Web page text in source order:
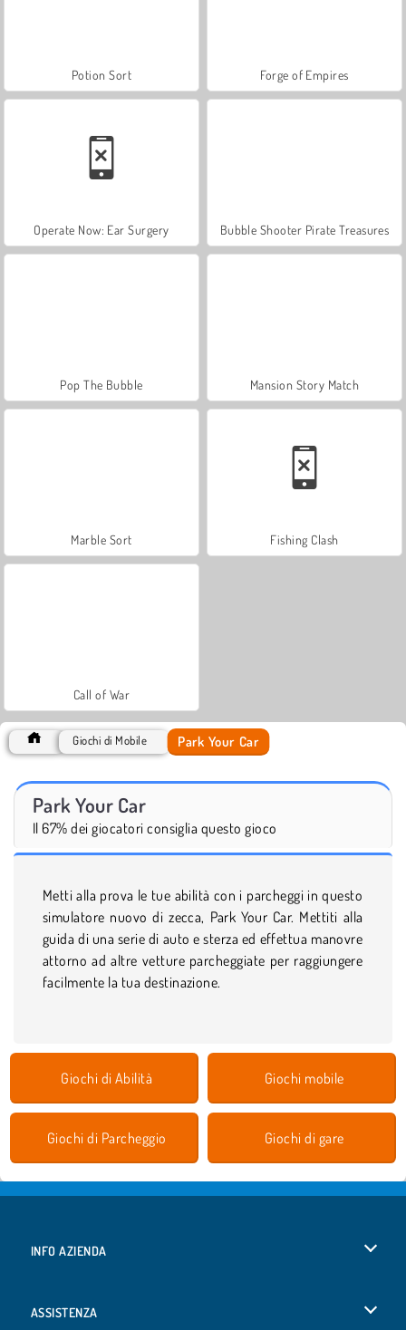
Potion Sort Forge of Empires
Operate Now: Ear Surgery Bubble Shooter Pirate Treasures
Pop The Bubble Mansion Story Match
Marble Sort Fishing Clash
Call of War
Giochi di Mobile Park Your Car
Park Your Car
Il 67% dei giocatori consiglia questo gioco
Metti alla prova le tue abilità con i parcheggi in questo
simulatore nuovo di zecca, Park Your Car. Mettiti alla
guida di una serie di auto e sterza ed effettua manovre
attorno ad altre vetture parcheggiate per raggiungere
facilmente la tua destinazione.
Giochi di Abilità Giochi mobile
Giochi di Parcheggio Giochi di gare
INFO AZIENDA
ASSISTENZA